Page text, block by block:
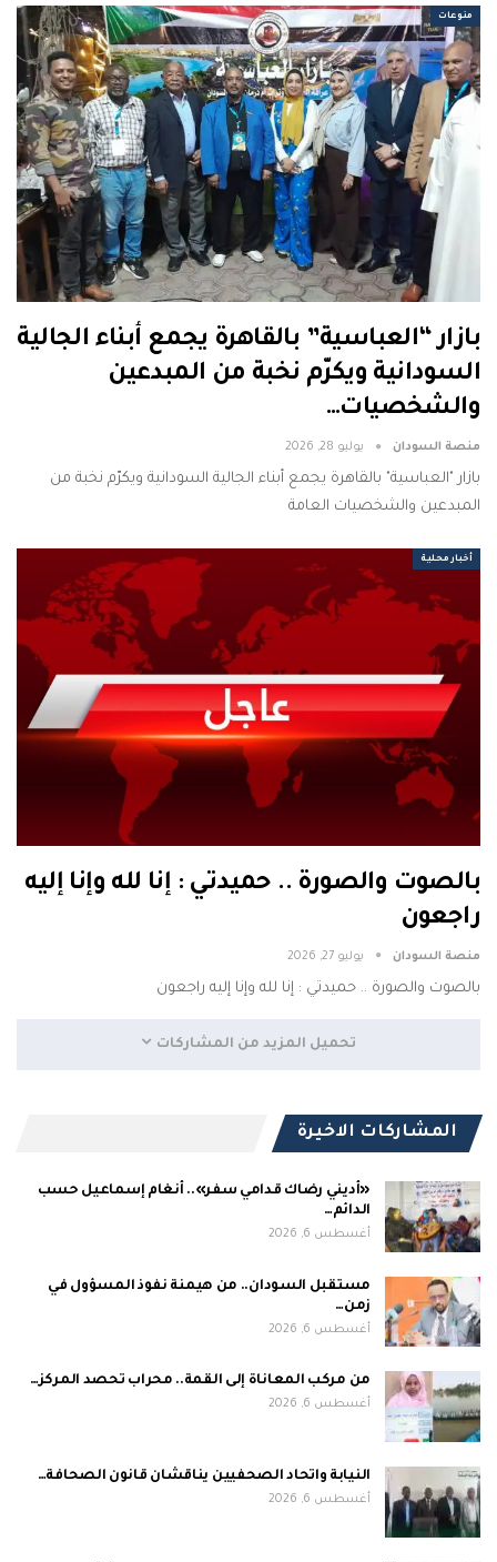
منوعات
بازار “العباسية” بالقاهرة يجمع أبناء الجالية
السودانية ويكرّم نخبة من المبدعين
والشخصيات…
منصة السودان يوليو 28, 2026
بازار "العباسية" بالقاهرة يجمع أبناء الجالية السودانية ويكرّم نخبة من
المبدعين والشخصيات العامة
أخبار محلية
بالصوت والصورة .. حميدتي : إنا لله وإنا إليه
راجعون
منصة السودان يوليو 27, 2026
بالصوت والصورة .. حميدتي : إنا لله وإنا إليه راجعون
تحميل المزيد من المشاركات
المشاركات الاخيرة
«أديني رضاك قدامي سفر».. أنغام إسماعيل حسب
الدائم…
أغسطس 6, 2026
مستقبل السودان.. من هيمنة نفوذ المسؤول في
زمن…
أغسطس 6, 2026
من مركب المعاناة إلى القمة.. محراب تحصد المركز…
أغسطس 6, 2026
النيابة واتحاد الصحفيين يناقشان قانون الصحافة…
أغسطس 6, 2026